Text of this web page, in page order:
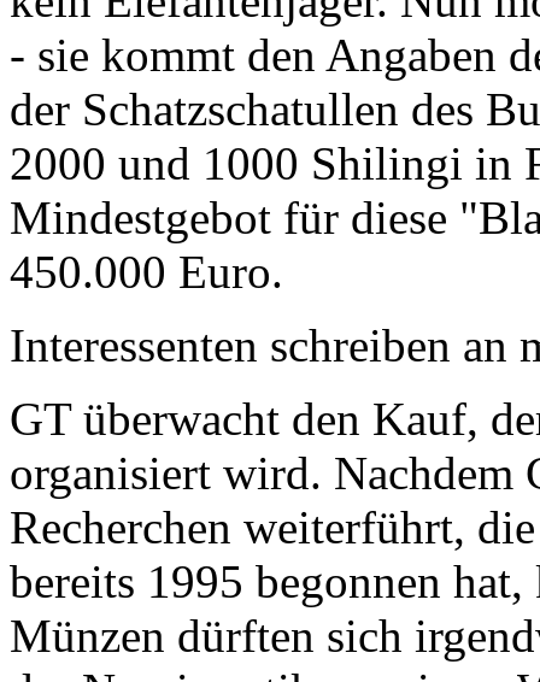
- sie kommt den Angaben
der Schatzschatullen des
2000 und 1000 Shilingi in
Mindestgebot für diese
450.000 Euro.
Interessenten schreiben
GT überwacht den Kauf,
organisiert wird. Nachdem
Recherchen weiterführt,
bereits 1995 begonnen
Münzen dürften sich